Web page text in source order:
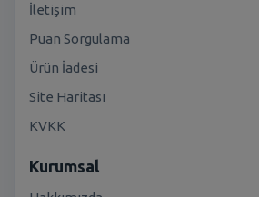
İletişim
Puan Sorgulama
Ürün İadesi
Site Haritası
KVKK
Kurumsal